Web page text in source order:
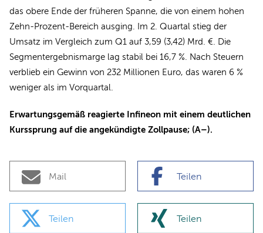
das obere Ende der früheren Spanne, die von einem hohen
Zehn-Prozent-Bereich ausging. Im 2. Quartal stieg der
Umsatz im Vergleich zum Q1 auf 3,59 (3,42) Mrd. €. Die
Segmentergebnismarge lag stabil bei 16,7 %. Nach Steuern
verblieb ein Gewinn von 232 Millionen Euro, das waren 6 %
weniger als im Vorquartal.
Erwartungsgemäß reagierte Infineon mit einem deutlichen
Kurssprung auf die angekündigte Zollpause; (A–).
Mail Teilen
Teilen Teilen